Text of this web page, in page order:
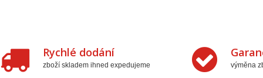
Rychlé dodání
zboží skladem ihned expedujeme výměna